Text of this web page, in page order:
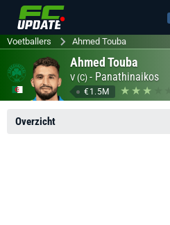
Voetballers Ahmed Touba
Ahmed Touba
V (C) - Panathinaikos
€1.5M
Overzicht